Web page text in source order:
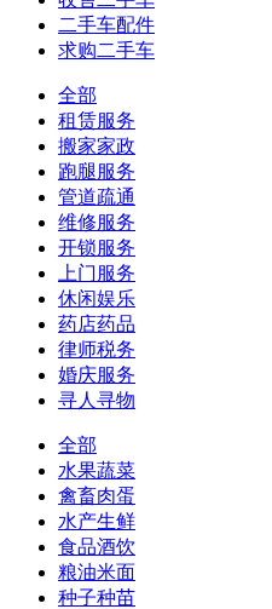
二手车配件
求购二手车
全部
租赁服务
搬家家政
跑腿服务
管道疏通
维修服务
开锁服务
上门服务
休闲娱乐
药店药品
律师税务
婚庆服务
寻人寻物
全部
水果蔬菜
禽畜肉蛋
水产生鲜
食品酒饮
粮油米面
种子种苗